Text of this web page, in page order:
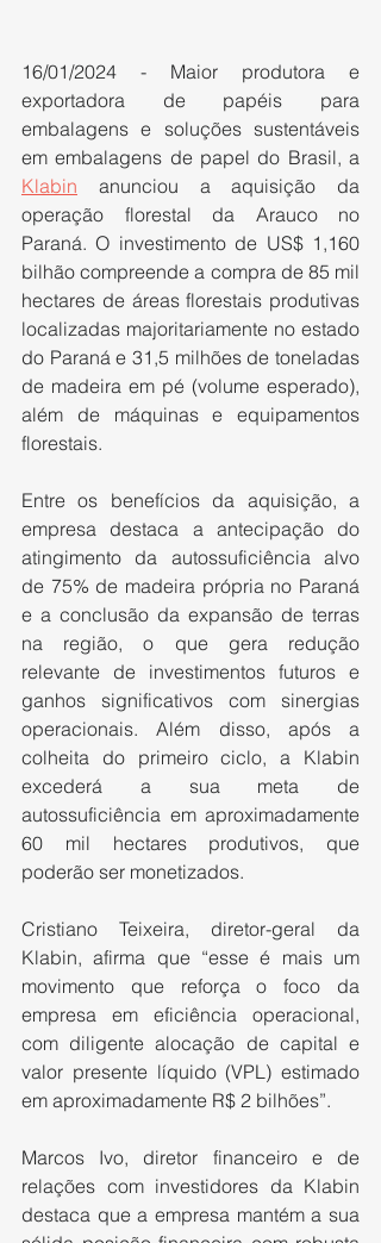
16/01/2024 - Maior produtora e
exportadora de papéis para
embalagens e soluções sustentáveis
Klabin anunciou a aquisição da
operação florestal da Arauco no
Paraná. O investimento de US$ 1,160
bilhão compreende a compra de 85 mil
hectares de áreas florestais produtivas
localizadas majoritariamente no estado
do Paraná e 31,5 milhões de toneladas
de madeira em pé (volume esperado),
além de máquinas e equipamentos
florestais.
Entre os benefícios da aquisição, a
empresa destaca a antecipação do
atingimento da autossuficiência alvo
de 75% de madeira própria no Paraná
e a conclusão da expansão de terras
na região, o que gera redução
relevante de investimentos futuros e
ganhos significativos com sinergias
operacionais. Além disso, após a
colheita do primeiro ciclo, a Klabin
excederá a sua meta de
autossuficiência em aproximadamente
60 mil hectares produtivos, que
poderão ser monetizados.
Cristiano Teixeira, diretor-geral da
Klabin, afirma que “esse é mais um
movimento que reforça o foco da
empresa em eficiência operacional,
com diligente alocação de capital e
valor presente líquido (VPL) estimado
em aproximadamente R$ 2 bilhões”.
Marcos Ivo, diretor financeiro e de
relações com investidores da Klabin
destaca que a empresa mantém a sua